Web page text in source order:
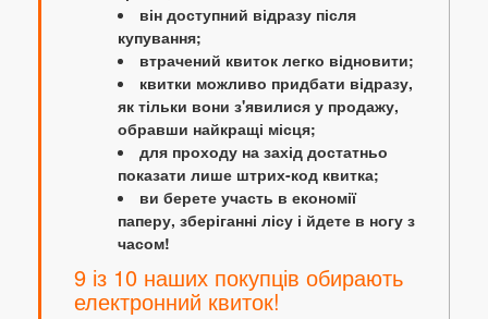
він доступний відразу після
купування;
втрачений квиток легко відновити;
квитки можливо придбати відразу,
як тільки вони з'явилися у продажу,
обравши найкращі місця;
для проходу на захід достатньо
показати лише штрих-код квитка;
ви берете участь в економії
паперу, зберіганні лісу і йдете в ногу з
часом!
9 із 10 наших покупців обирають
електронний квиток!